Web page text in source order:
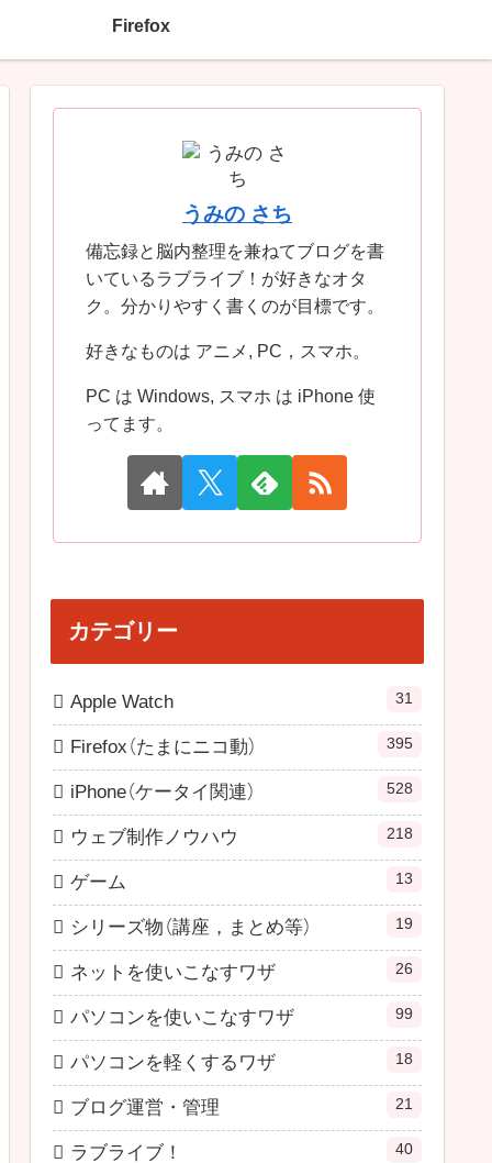
Firefox
うみの さち
備忘録と脳内整理を兼ねてブログを書
いているラブライブ！が好きなオタ
ク。分かりやすく書くのが目標です。
好きなものは アニメ, PC，スマホ。
PC は Windows, スマホ は iPhone 使
ってます。
カテゴリー
Apple Watch 31
Firefox（たまにニコ動） 395
iPhone（ケータイ関連） 528
ウェブ制作ノウハウ 218
ゲーム 13
シリーズ物（講座，まとめ等） 19
ネットを使いこなすワザ 26
パソコンを使いこなすワザ 99
パソコンを軽くするワザ 18
ブログ運営・管理 21
ラブライブ！ 40